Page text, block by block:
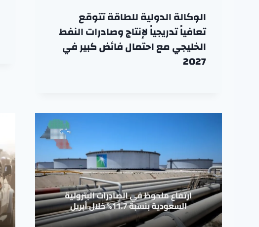
الوكالة الدولية للطاقة تتوقع
تعافياً تدريجياً لإنتاج وصادرات النفط
الخليجي مع احتمال فائض كبير في
2027